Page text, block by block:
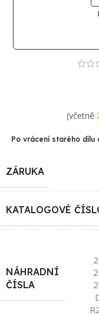
(včetně
Po vrácení starého
ZÁRUKA
KATALOGOVÉ
NÁHRADNÍ
ČÍSLA